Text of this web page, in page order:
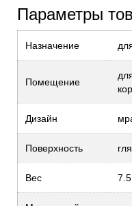
Параметры
Назначение
Помещение
Дизайн
Поверхность
Вес 7.5